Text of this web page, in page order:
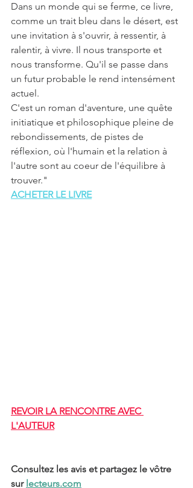
Dans un monde qui se ferme, ce livre,
comme un trait bleu dans le désert, est
une invitation à s'ouvrir, à ressentir, à
ralentir, à vivre. Il nous transporte et
nous transforme. Qu'il se passe dans
un futur probable le rend intensément
actuel.
C'est un roman d'aventure, une quête
initiatique et philosophique pleine de
rebondissements, de pistes de
réflexion, où l'humain et la relation à
l'autre sont au coeur de l'équilibre à
trouver."
ACHETER LE LIVRE
REVOIR LA RENCONTRE AVEC
L'AUTEUR
Consultez les avis et partagez le vôtre
sur lecteurs.com